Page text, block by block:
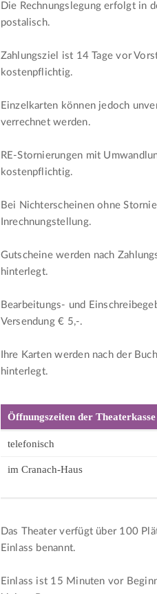
Die Rechnungslegung erfolgt in
postalisch.
Zahlungsziel ist 14 Tage vor
kostenpflichtig.
Einzelkarten können jedoch
verrechnet werden.
RE-Stornierungen mit
kostenpflichtig.
Bei Nichterscheinen ohne
Inrechnungstellung.
Gutscheine werden nach
hinterlegt.
Bearbeitungs- und
Versendung € 5,-.
Ihre Karten werden nach der
hinterlegt.
Öffnungszeiten der
telefonisch
im Cranach-Haus
Das Theater verfügt über 100
Einlass benannt.
Einlass ist 15 Minuten vor